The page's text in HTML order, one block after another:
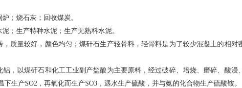
；烧石灰；回收煤炭。
；生产特种水泥；生产无熟料水泥。
，质量较好，颜色均匀；煤矸石生产轻骨料，轻骨料是为了较少混凝土的相
铝，以煤矸石和化工工业副产盐酸为主要原料，经过破碎、培烧、磨碎、酸
生产SO2，再氧化而生产SO3，遇水生产硫酸，并与氨的化合物生产硫酸铵。